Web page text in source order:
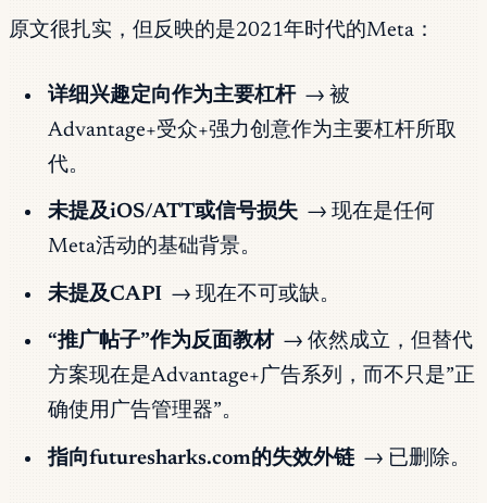
原文很扎实，但反映的是2021年时代的Meta：
详细兴趣定向作为主要杠杆 → 被
Advantage+受众+强力创意作为主要杠杆所取
代。
未提及iOS/ATT或信号损失 → 现在是任何
Meta活动的基础背景。
未提及CAPI → 现在不可或缺。
“推广帖子”作为反面教材 → 依然成立，但替代
方案现在是Advantage+广告系列，而不只是”正
确使用广告管理器”。
指向futuresharks.com的失效外链 → 已删除。